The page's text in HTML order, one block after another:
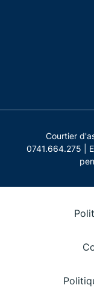
Courtier
0741.664.275 |